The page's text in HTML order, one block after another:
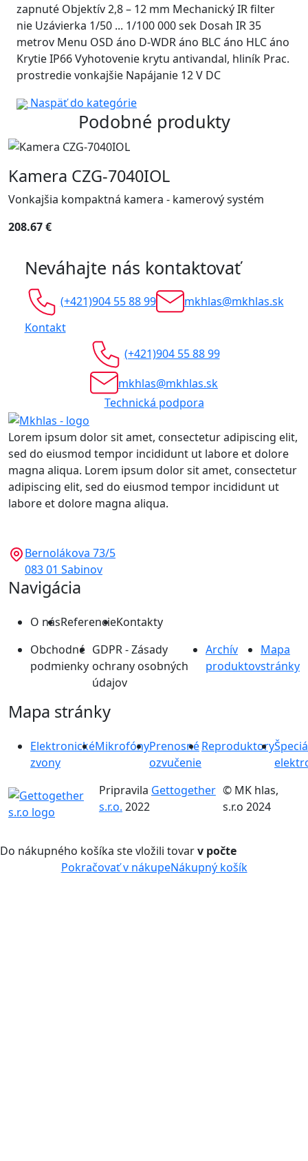
zapnuté Objektív 2,8 – 12 mm Mechanický IR filter
nie Uzávierka 1/50 ... 1/100 000 sek Dosah IR 35
metrov Menu OSD áno D-WDR áno BLC áno HLC áno
Krytie IP66 Vyhotovenie krytu antivandal, hliník Prac.
prostredie vonkajšie Napájanie 12 V DC
Naspäť do kategórie
Podobné produkty
Kamera CZG-7040IOL
Vonkajšia kompaktná kamera - kamerový systém
208.67 €
Neváhajte nás kontaktovať
(+421)904 55 88 99
mkhlas@mkhlas.sk
Kontakt
(+421)904 55 88 99
mkhlas@mkhlas.sk
Technická podpora
Lorem ipsum dolor sit amet, consectetur adipiscing elit,
sed do eiusmod tempor incididunt ut labore et dolore
magna aliqua. Lorem ipsum dolor sit amet, consectetur
adipiscing elit, sed do eiusmod tempor incididunt ut
labore et dolore magna aliqua.
Bernolákova 73/5
083 01 Sabinov
Navigácia
O násReferencieKontakty
Obchodné
podmienky
GDPR - Zásady
ochrany osobných
údajov
Archív
produktov
Mapa
stránky
Mapa stránky
Elektronické
zvony
MikrofónyPrenosné
ozvučenie
Reproduktory
Pripravila Gettogether
s.r.o. 2022
© MK hlas,
s.r.o 2024
Do nákupného košíka ste vložili tovarv počte
Pokračovať v nákupeNákupný košík